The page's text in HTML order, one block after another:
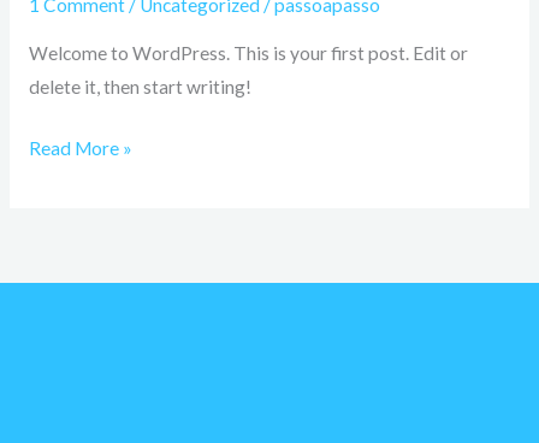
1 Comment / Uncategorized /passoapasso
Welcome to WordPress. This is your first post. Edit or
delete it, then start writing!
Read More »